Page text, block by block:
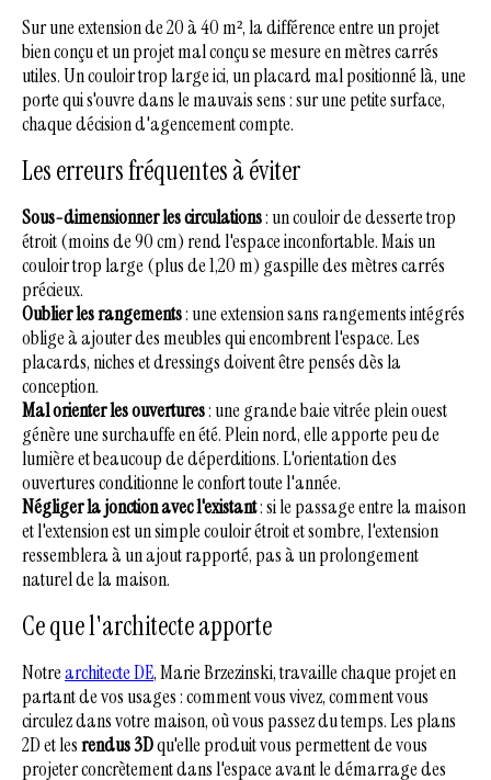
Sur une extension de 20 à 40 m², la différence entre un projet
bien conçu et un projet mal conçu se mesure en mètres carrés
utiles. Un couloir trop large ici, un placard mal positionné là, une
porte qui s'ouvre dans le mauvais sens : sur une petite surface,
chaque décision d'agencement compte.
Les erreurs fréquentes à éviter
Sous-dimensionner les circulations: un couloir de desserte trop
étroit (moins de 90 cm) rend l'espace inconfortable. Mais un
couloir trop large (plus de 1,20 m) gaspille des mètres carrés
précieux.
Oublier les rangements: une extension sans rangements intégrés
oblige à ajouter des meubles qui encombrent l'espace. Les
placards, niches et dressings doivent être pensés dès la
conception.
Mal orienter les ouvertures: une grande baie vitrée plein ouest
génère une surchauffe en été. Plein nord, elle apporte peu de
lumière et beaucoup de déperditions. L'orientation des
ouvertures conditionne le confort toute l'année.
Négliger la jonction avec l'existant: si le passage entre la maison
et l'extension est un simple couloir étroit et sombre, l'extension
ressemblera à un ajout rapporté, pas à un prolongement
naturel de la maison.
Ce que l'architecte apporte
Notrearchitecte DE, Marie Brzezinski, travaille chaque projet en
partant de vos usages : comment vous vivez, comment vous
circulez dans votre maison, où vous passez du temps. Les plans
2D et lesrendus 3Dqu'elle produit vous permettent de vous
projeter concrètement dans l'espace avant le démarrage des